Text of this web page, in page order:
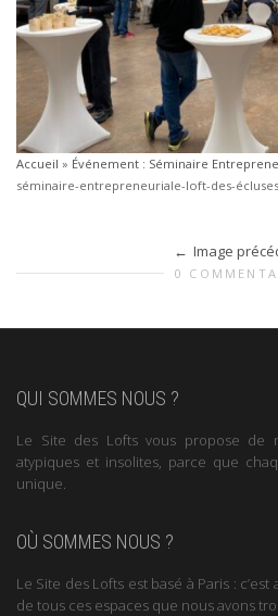
Accueil » Événement : Séminaire
séminaire-entrepreneuriale-loft-des-écluses
Image
0
QUI SOMMES NOUS ?
Le Site des Lofts vous propose de
atypiques et insolites, parce que
unique.
OÙ SOMMES NOUS ?
Le Site des Lofts est basé à Paris :
de tous ces espaces que nous avons